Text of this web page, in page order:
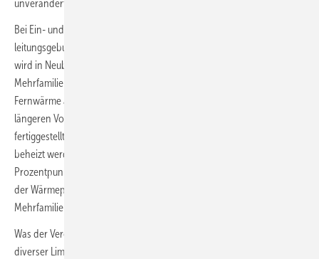
unverändert.
Bei Ein- und Zweifamilienhäusern ist die Wärmepumpe oft gesetzt,
leitungsgebundene Wärme steht nur selten zur Verfügung und Erdgas
wird in Neubaugebieten immer seltener angeboten. Bei
Mehrfamilienhäusern (3 oder mehr Wohneinheiten) sind Erdgas und
Fernwärme aufgrund der typischen Lage, der Wärmedichte und der
längeren Vorlaufzeit häufiger eine Option. Trotzdem ist der Anteil der
fertiggestellten Wohngebäude, die primär mit einer Wärmepumpe
beheizt werden von 57 % im Jahr 2022 auf 64,5 % im Jahr 2023 um 7,6
Prozentpunkte gestiegen. Bei Ein- und Zweifamilienhäuser lag 2023
der Wärmepumpen-Anteil bei 69,0 % (2022: 60,7 %), bei
Mehrfamilienhäuser bei 41,1 % (2022: 35,8 %).
Was der Vergleich zwischen 2023 und 2022 auch zeigt: Aufgrund
diverser Limitierungen gab es Bewegungen fast nur bei